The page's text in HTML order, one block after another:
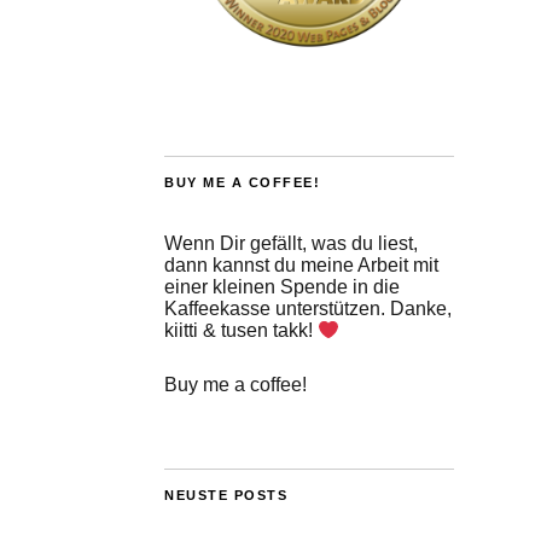
BUY ME A COFFEE!
Wenn Dir gefällt, was du liest,
dann kannst du meine Arbeit mit
einer kleinen Spende in die
Kaffeekasse unterstützen. Danke,
kiitti & tusen takk!
Buy me a coffee!
NEUSTE POSTS